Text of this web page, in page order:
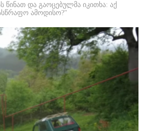
წინათ და გაოცებულმა იკითხა: აქ
ამოდისო?"